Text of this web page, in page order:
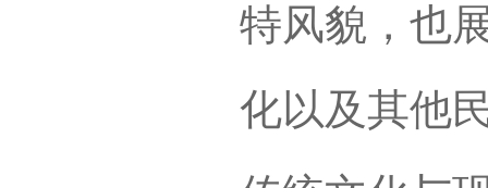
特风貌，也
化以及其他